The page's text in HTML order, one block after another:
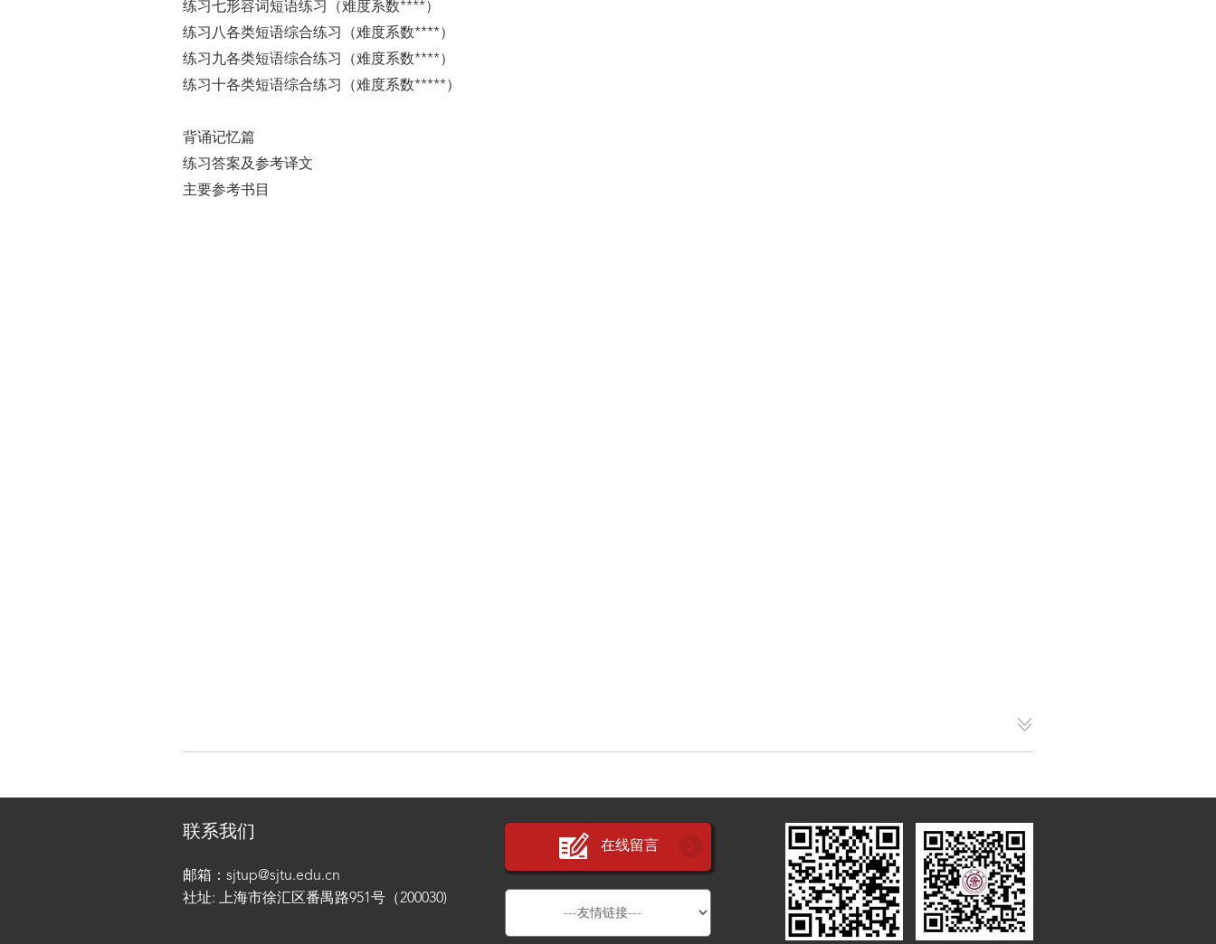
练习七形容词短语练习（难度系数****）
练习八各类短语综合练习（难度系数****）
练习九各类短语综合练习（难度系数****）
练习十各类短语综合练习（难度系数*****）
背诵记忆篇
练习答案及参考译文
主要参考书目
联系我们
邮箱：sjtup@sjtu.edu.cn
社址: 上海市徐汇区番禺路951号（200030)
在线留言